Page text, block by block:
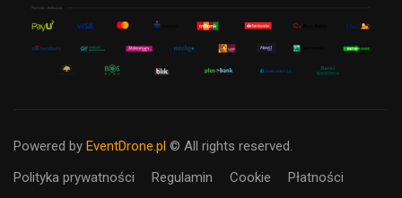
Powered by EventDrone.pl © All rights reserved.
Polityka prywatności
Regulamin Cookie Płatności